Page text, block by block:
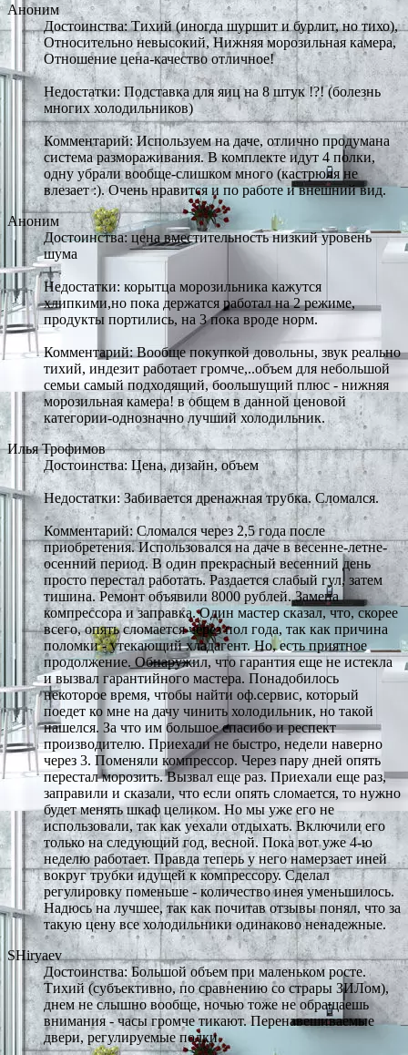
Аноним
Достоинства: Тихий (иногда шуршит и бурлит, но тихо),
Относительно невысокий, Нижняя морозильная камера,
Отношение цена-качество отличное!
Недостатки: Подставка для яиц на 8 штук !?! (болезнь
многих холодильников)
Комментарий: Используем на даче, отлично продумана
система размораживания. В комплекте идут 4 полки,
одну убрали вообще-слишком много (кастрюля не
влезает :). Очень нравится и по работе и внешний вид.
Аноним
Достоинства: цена вместительность низкий уровень
шума
Недостатки: корытца морозильника кажутся
хлипкими,но пока держатся работал на 2 режиме,
продукты портились, на 3 пока вроде норм.
Комментарий: Вообще покупкой довольны, звук реально
тихий, индезит работает громче,..объем для небольшой
семьи самый подходящий, боольшущий плюс - нижняя
морозильная камера! в общем в данной ценовой
категории-однозначно лучший холодильник.
Илья Трофимов
Достоинства: Цена, дизайн, объем
Недостатки: Забивается дренажная трубка. Сломался.
Комментарий: Сломался через 2,5 года после
приобретения. Использовался на даче в весенне-летне-
осенний период. В один прекрасный весенний день
просто перестал работать. Раздается слабый гул, затем
тишина. Ремонт объявили 8000 рублей. Замена
компрессора и заправка. Один мастер сказал, что, скорее
всего, опять сломается через пол года, так как причина
поломки - утекающий хладагент. Но, есть приятное
продолжение. Обнаружил, что гарантия еще не истекла
и вызвал гарантийного мастера. Понадобилось
некоторое время, чтобы найти оф.сервис, который
поедет ко мне на дачу чинить холодильник, но такой
нашелся. За что им большое спасибо и респект
производителю. Приехали не быстро, недели наверно
через 3. Поменяли компрессор. Через пару дней опять
перестал морозить. Вызвал еще раз. Приехали еще раз,
заправили и сказали, что если опять сломается, то нужно
будет менять шкаф целиком. Но мы уже его не
использовали, так как уехали отдыхать. Включили его
только на следующий год, весной. Пока вот уже 4-ю
неделю работает. Правда теперь у него намерзает иней
вокруг трубки идущей к компрессору. Сделал
регулировку поменьше - количество инея уменьшилось.
Надюсь на лучшее, так как почитав отзывы понял, что за
такую цену все холодильники одинаково ненадежные.
SHiryaev
Достоинства: Большой объем при маленьком росте.
Тихий (субъективно, по сравнению со страры ЗИЛом),
днем не слышно вообще, ночью тоже не обращаешь
внимания - часы громче тикают. Перенавешиваемые
двери, регулируемые полки